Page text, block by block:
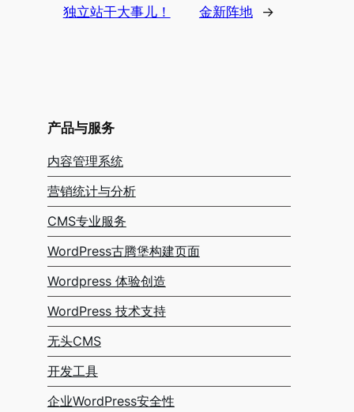
独立站干大事儿！
金新阵地
→
产品与服务
内容管理系统
营销统计与分析
CMS专业服务
WordPress古腾堡构建页面
Wordpress 体验创造
WordPress 技术支持
无头CMS
开发工具
企业WordPress安全性